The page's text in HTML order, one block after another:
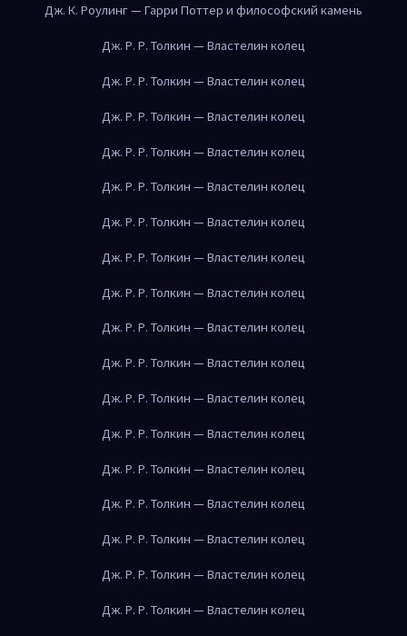
Дж. К. Роулинг — Гарри Поттер и философский камень
Дж. Р. Р. Толкин — Властелин колец
Дж. Р. Р. Толкин — Властелин колец
Дж. Р. Р. Толкин — Властелин колец
Дж. Р. Р. Толкин — Властелин колец
Дж. Р. Р. Толкин — Властелин колец
Дж. Р. Р. Толкин — Властелин колец
Дж. Р. Р. Толкин — Властелин колец
Дж. Р. Р. Толкин — Властелин колец
Дж. Р. Р. Толкин — Властелин колец
Дж. Р. Р. Толкин — Властелин колец
Дж. Р. Р. Толкин — Властелин колец
Дж. Р. Р. Толкин — Властелин колец
Дж. Р. Р. Толкин — Властелин колец
Дж. Р. Р. Толкин — Властелин колец
Дж. Р. Р. Толкин — Властелин колец
Дж. Р. Р. Толкин — Властелин колец
Дж. Р. Р. Толкин — Властелин колец